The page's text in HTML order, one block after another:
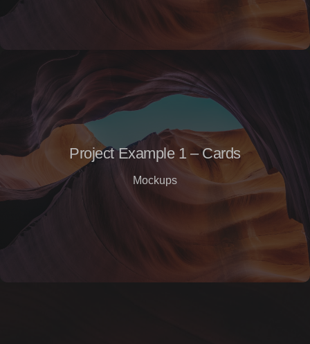
Project Example 1 – Cards
Mockups